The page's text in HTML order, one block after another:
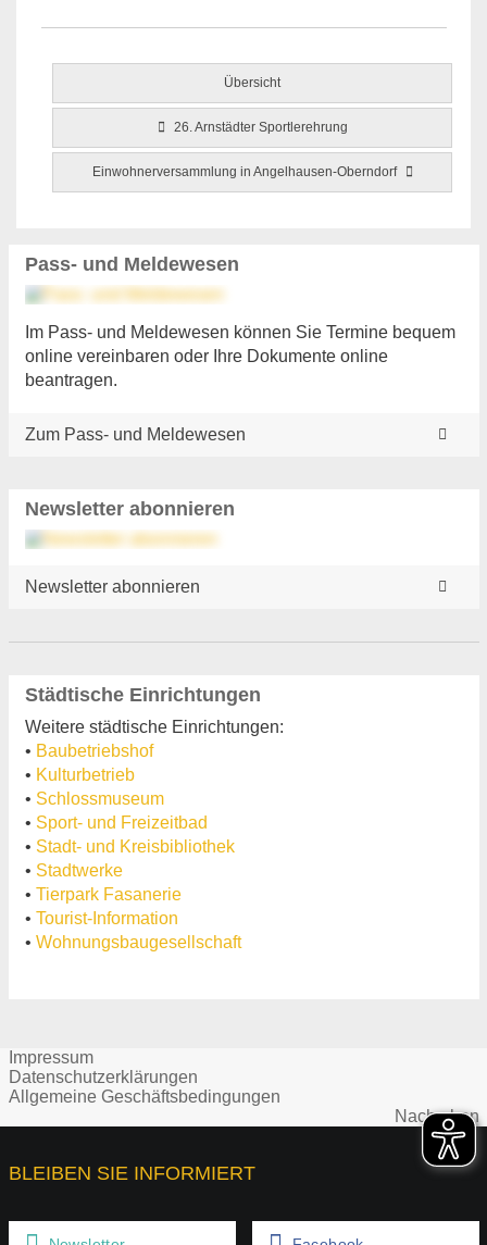
Übersicht
26. Arnstädter Sportlerehrung
Einwohnerversammlung in Angelhausen-Oberndorf
Pass- und Meldewesen
Im Pass- und Meldewesen können Sie Termine bequem
online vereinbaren oder Ihre Dokumente online
beantragen.
Zum Pass- und Meldewesen
Newsletter abonnieren
Newsletter abonnieren
Städtische Einrichtungen
Weitere städtische Einrichtungen:
• Baubetriebshof
• Kulturbetrieb
• Schlossmuseum
• Sport- und Freizeitbad
• Stadt- und Kreisbibliothek
• Stadtwerke
• Tierpark Fasanerie
• Tourist-Information
• Wohnungsbaugesellschaft
Impressum
Datenschutzerklärungen
Allgemeine Geschäftsbedingungen
Nach oben
BLEIBEN SIE INFORMIERT